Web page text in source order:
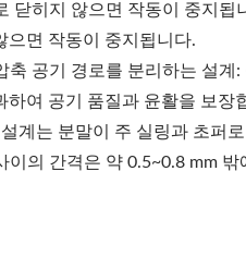
히지 않으면 작동이 중지됩
면 작동이 중지됩니다.
축 공기 경로를 분리하는 설
하여 공기 품질과 윤활을 보장
계는 분말이 주 실링과 초퍼
이의 간격은 약 0.5~0.8 mm
레이저